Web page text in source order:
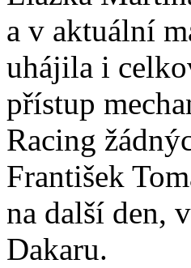
a v aktuální
uhájila i
přístup
Racing
František
na další den,
Dakaru.